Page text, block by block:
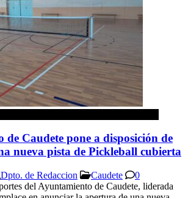
Caudete pone a disposición de
nueva pista de Pickleball cubierta
Dpto. de Redaccion Caudete
0
del Ayuntamiento de Caudete, liderada